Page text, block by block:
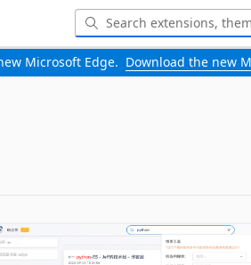
Microsoft Edge. Download the new